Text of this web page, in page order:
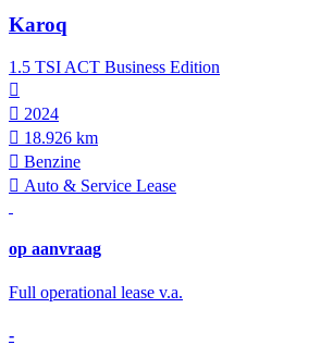
Karoq
1.5 TSI ACT Business Edition
2024
18.926 km
Benzine
Auto & Service Lease
op aanvraag
Full operational lease v.a.
-